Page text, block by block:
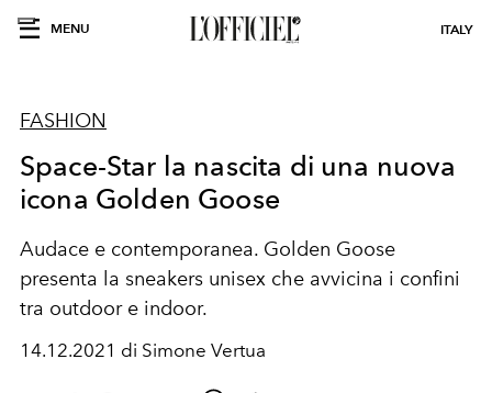
MENU ITALY
FASHION
Space-Star la nascita di una nuova
icona Golden Goose
Audace e contemporanea. Golden Goose
presenta la sneakers unisex che avvicina i confini
tra outdoor e indoor.
14.12.2021 di Simone Vertua